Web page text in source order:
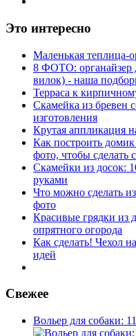
Это интересно
Маленькая теплица-
8 ФОТО: органайзер
вилок) - наша
Терраса к
Скамейка из
изготовления
Крутая аппликация
Как построить
фото, чтобы сделать
Скамейки из досок:
руками
Что можно сделать
фото
Красивые грядки из
опрятного огорода
Как сделать! Чехол
идей
Свежее
Вольер для собаки: